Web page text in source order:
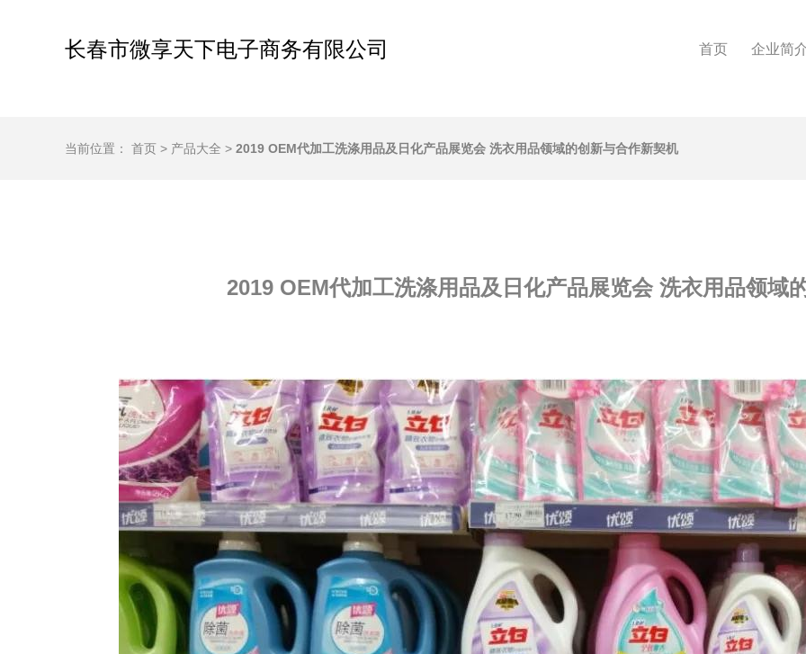
长春市微享天下电子商务有限公司 首页 企业简
当前位置： 首页 > 产品大全 > 2019 OEM代加工洗涤用品及日化产品展览会 洗衣用品领域的创新与合作新契机
2019 OEM代加工洗涤用品及日化产品展览会 洗衣用品领域